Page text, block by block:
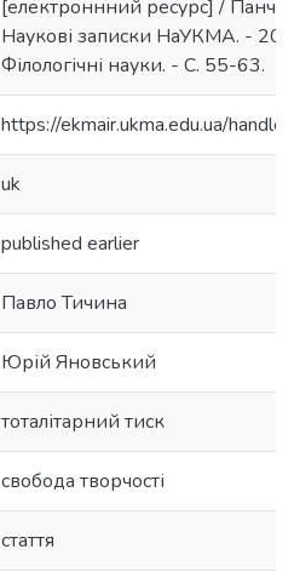
[електроннний ресурс] /
Наукові записки НаУКМА. -
Філологічні науки. - С. 55-63.
https://ekmair.ukma.edu.ua/
uk
published earlier
Павло Тичина
Юрій Яновський
тоталітарний тиск
свобода творчості
стаття